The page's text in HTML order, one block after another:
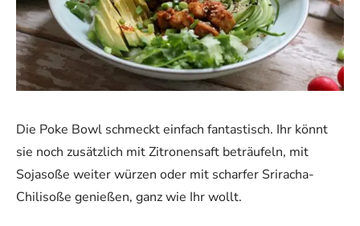
Die Poke Bowl schmeckt einfach fantastisch. Ihr könnt
sie noch zusätzlich mit Zitronensaft beträufeln, mit
Sojasoße weiter würzen oder mit scharfer Sriracha-
Chilisoße genießen, ganz wie Ihr wollt.